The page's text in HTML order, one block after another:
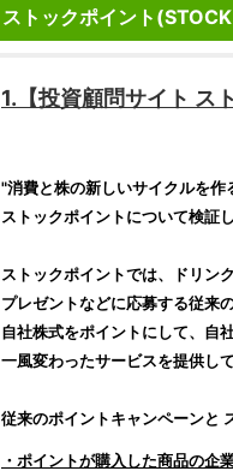
ストックポイント
1.【投資顧問サイト ス
"消費と株の新しいサイクルを作
ストックポイントについて検証
ストックポイントでは、ドリン
プレゼントなどに応募する従来
自社株式をポイントにして、自
一風変わったサービスを提供し
従来のポイントキャンペーンと
・ポイントが購入した商品の企